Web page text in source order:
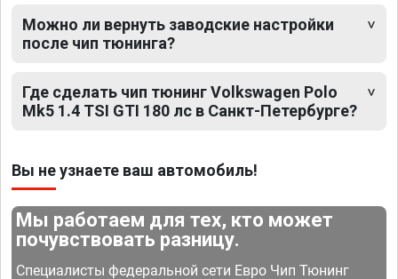
Можно ли вернуть заводские настройки
после чип тюнинга?
Где сделать чип тюнинг Volkswagen Polo
Mk5 1.4 TSI GTI 180 лс в Санкт-Петербурге?
Вы не узнаете ваш автомобиль!
Мы работаем для тех, кто может
почувствовать разницу.
Специалисты федеральной сети Евро Чип Тюнинг